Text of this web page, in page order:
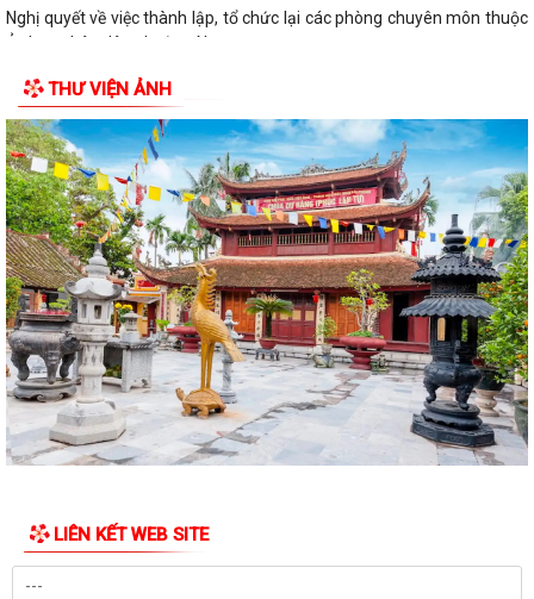
Nghị quyết về việc thành lập, tổ chức lại các phòng chuyên môn thuộc
Ủy ban nhân dân phường Nam...
Điện lực Thủy Nguyên triển khai thanh toán tiền điện không dùng tiền
mặt trên địa bàn Điện lực Thủy...
Đề nghị hỗ trợ giới thiệu nguồn hiện vật và kết nối thân nhân liệt sĩ, cựu
chiến binh phục vụ cuộc...
Quyết định về việc phê duyệt giá đất cụ thể; phương án bồi thường bồi
thường, hỗ trợ, tái định cư...
Quyết định về việc thu hồi đất để thực hiện Dự án đầu tư xây dựng cơ
sở hạ tầng khu tái định cư tại...
Quyết định về việc thu hồi đất để thực hiện Dự án đầu tư xây dựng cơ
sở hạ tầng khu tái định cư tại...
Quyết định về việc thu hồi đất để thực hiện Dự án đầu tư xây dựng cơ
Thông báo tuyển dụng người lao động đi làm việc tại Đài Loan theo
hình thức tuyển mộ trực tiếp
THƯ VIỆN ẢNH
LIÊN KẾT WEB SITE